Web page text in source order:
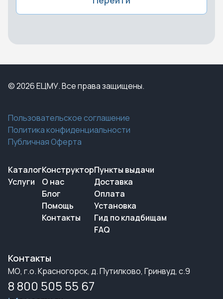
© 2026 ЕЦМУ. Все права защищены.
Пользовательское соглашение
Политика конфиденциальности
Публичная Оферта
Каталог
Услуги
Конструктор
О нас
Блог
Помощь
Контакты
Пункты выдачи
Доставка
Оплата
Установка
Гид по кладбищам
FAQ
Контакты
МО, г.о. Красногорск, д. Путилково, Гринвуд, с.9
8 800 505 55 67